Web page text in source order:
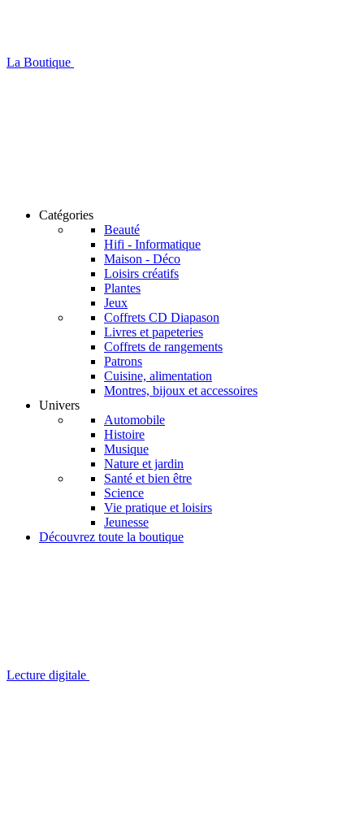
La Boutique
Catégories
Beauté
Hifi - Informatique
Maison - Déco
Loisirs créatifs
Plantes
Jeux
Coffrets CD Diapason
Livres et papeteries
Coffrets de rangements
Patrons
Cuisine, alimentation
Montres, bijoux et accessoires
Univers
Automobile
Histoire
Musique
Nature et jardin
Santé et bien être
Science
Vie pratique et loisirs
Jeunesse
Découvrez toute la boutique
Lecture digitale